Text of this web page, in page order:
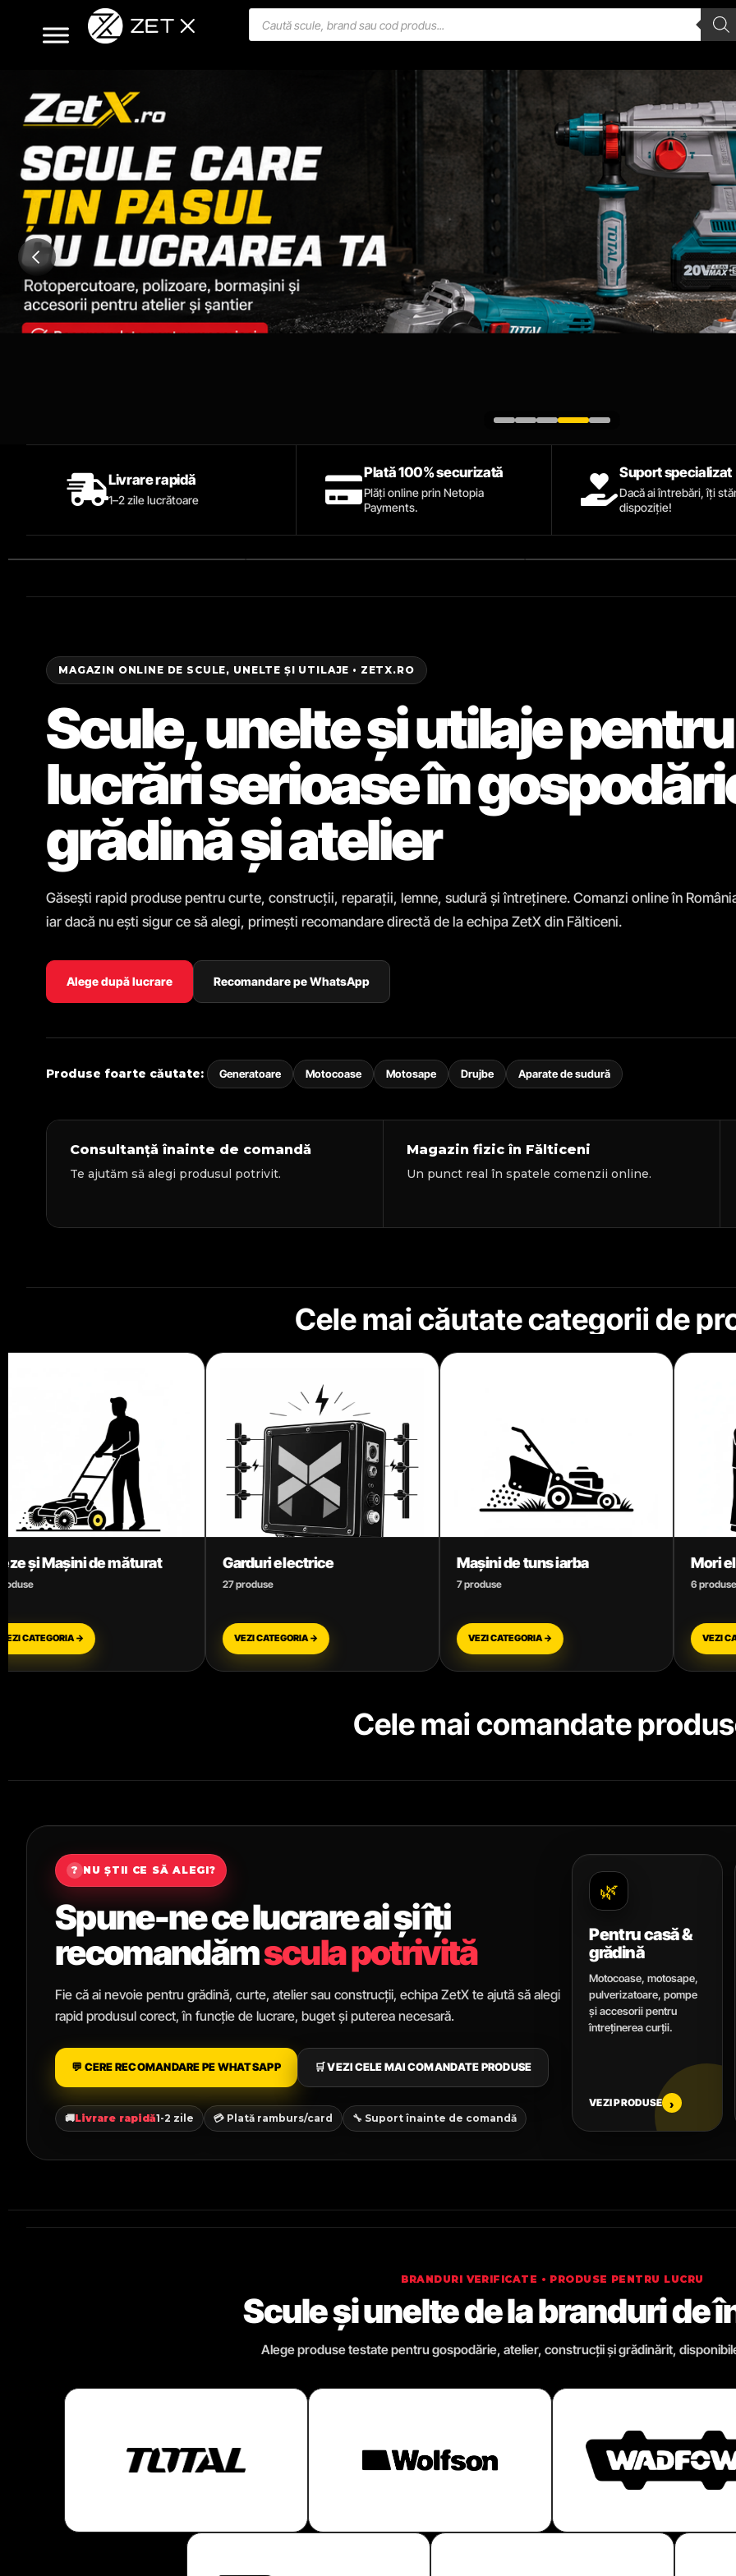
Livrare rapidă
1–2 zile lucrătoare
Plată 100% securizată
Plăți online prin Netopia
Payments.
Suport specializat
Dacă ai întrebări, îți
dispoziție!
MAGAZIN ONLINE DE SCULE, UNELTE ȘI UTILAJE • ZETX.RO
Scule, unelte și utilaje pentru
lucrări serioase în
grădină și atelier
Găsești rapid produse pentru curte, construcții, reparații, lemne, sudură și întreținere. Comanzi online în
iar dacă nu ești sigur ce să alegi, primești recomandare directă de la echipa ZetX din Fălticeni.
Alege după lucrare Recomandare pe WhatsApp
Produse foarte căutate: Generatoare Motocoase Motosape Drujbe Aparate de sudură
Consultanță înainte de comandă
Te ajutăm să alegi produsul potrivit.
Magazin fizic în Fălticeni
Un punct real în spatele comenzii online.
Cele mai căutate categorii de
Garduri electrice
VEZI CATEGORIA →
Mașini de tuns iarba
VEZI CATEGORIA →
Mori electrice și Batoze
VEZI CATEGORIA →
Cele mai comandate
? NU ȘTII CE SĂ ALEGI?
Spune-ne ce lucrare ai și îți
recomandămscula potrivită
Fie că ai nevoie pentru grădină, curte, atelier sau construcții, echipa ZetX te ajută să alegi
rapid produsul corect, în funcție de lucrare, buget și puterea necesară.
💬 CERE RECOMANDARE PE WHATSAPP 🛒 VEZI CELE MAI COMANDATE PRODUSE
🚚Livrare rapidă1-2 zile 💳 Plată ramburs/card 🔧 Suport înainte de comandă
🌿
Pentru casă &
grădină
Motocoase, motosape,
pulverizatoare, pompe
și accesorii pentru
întreținerea curții.
VEZI PRODUSE ›
BRANDURI VERIFICATE • PRODUSE PENTRU LUCRU
Scule și unelte de la branduri de
Alege produse testate pentru gospodărie, atelier, construcții și grădinărit,